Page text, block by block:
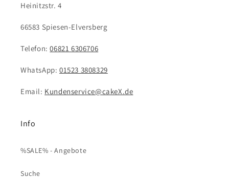
Heinitzstr. 4
66583 Spiesen-Elversberg
Telefon:06821 6306706
WhatsApp: 01523 3808329
Email: Kundenservice@cakeX.de
Info
%SALE% - Angebote
Suche